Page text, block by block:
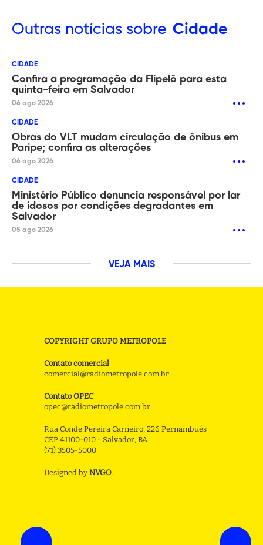
Outras notícias sobre Cidade
CIDADE
Confira a programação da Flipelô para esta
quinta-feira em Salvador
06 ago 2026
CIDADE
Obras do VLT mudam circulação de ônibus em
Paripe; confira as alterações
06 ago 2026
CIDADE
Ministério Público denuncia responsável por lar
de idosos por condições degradantes em
Salvador
05 ago 2026
VEJA MAIS
COPYRIGHT GRUPO METROPOLE
Contato comercial
comercial@radiometropole.com.br
Contato OPEC
opec@radiometropole.com.br
Rua Conde Pereira Carneiro, 226 Pernambués
CEP 41100-010 - Salvador, BA
(71) 3505-5000
Designed by NVGO.